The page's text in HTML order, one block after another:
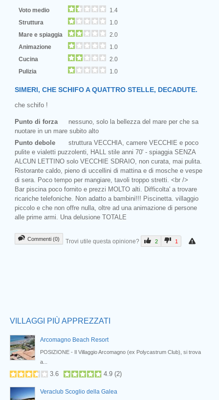
Voto medio
1.4
Struttura
1.0
Mare e spiaggia
2.0
Animazione
1.0
Cucina
2.0
Pulizia
1.0
SIMERI, CHE SCHIFO A QUATTRO STELLE, DECADUTE.
che schifo !
Punto di forza
nessuno, solo la bellezza del mare per che sa
nuotare in un mare subito alto
Punto debole
struttura VECCHIA, camere VECCHIE e poco
pulite e vialetti puzzolenti, HALL stile anni 70' - spiaggia SENZA
ALCUN LETTINO solo VECCHIE SDRAIO, non curata, mai pulita.
Ristorante caldo, pieno di uccellini di mattina e di mosche e vespe
di sera. Poco tempo per mangiare, tavoli troppo stretti. <br />
Bar piscina poco fornito e prezzi MOLTO alti. Difficolta' a trovare
ricariche telefoniche. Non adatto a bambini!!! Piscinetta. villaggio
piccolo e che non offre nulla, oltre ad una animazione di persone
alle prime armi. Una delusione TOTALE
Commenti (0) Trovi utile questa opinione? 2 1
VILLAGGI PIÙ APPREZZATI
Arcomagno Beach Resort
POSIZIONE - Il Villaggio Arcomagno (ex Polycastrum Club), si trova
a...
3.6 4.9 (2)
Veraclub Scoglio della Galea